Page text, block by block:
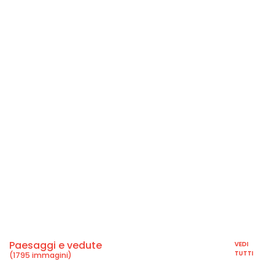
Paesaggi e vedute
(1795 immagini)
VEDI
TUTTI